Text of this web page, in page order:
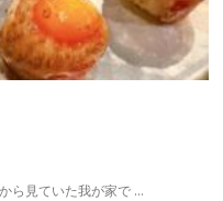
ら見ていた我が家で …